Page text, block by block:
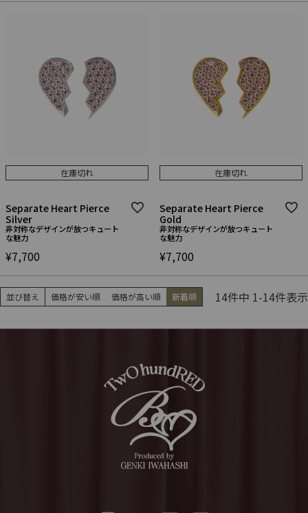
非対称なデザインが放つキュート
な魅力
Separate Heart Pierce
Silver
¥7,700
在庫切れ
非対称なデザインが放つキュート
な魅力
Separate Heart Pierce
Gold
¥7,700
在庫切れ
並び替え 価格が安い順 価格が高い順 新着順 14件中 1-14件表示